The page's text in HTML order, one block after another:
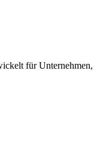
für Unternehmen,